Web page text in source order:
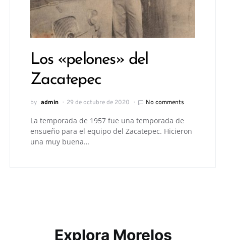
Los «pelones» del
Zacatepec
by admin 29 de octubre de 2020 No comments
La temporada de 1957 fue una temporada de
ensueño para el equipo del Zacatepec. Hicieron
una muy buena…
Explora Morelos